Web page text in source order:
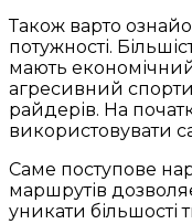
Також варто
потужності.
мають
агресивний
райдерів. На
використовувати
Саме поступове
маршрутів
уникати більшості